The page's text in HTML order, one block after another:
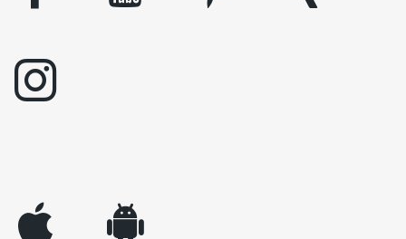
instagram
appleinc android